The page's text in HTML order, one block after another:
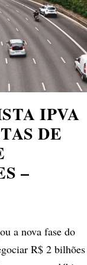
IPVA
DE
–
a nova fase do
R$ 2